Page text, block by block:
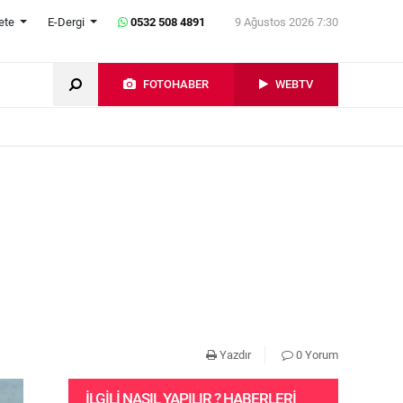
E-Dergi 0532 508 4891 9 Ağustos 2026 7:30
FOTOHABER WEBTV
Yazdır 0 Yorum
İLGILI NASIL YAPILIR ? HABERLERI